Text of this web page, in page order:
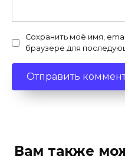
Сохранить моё имя,
браузере для
Вам также